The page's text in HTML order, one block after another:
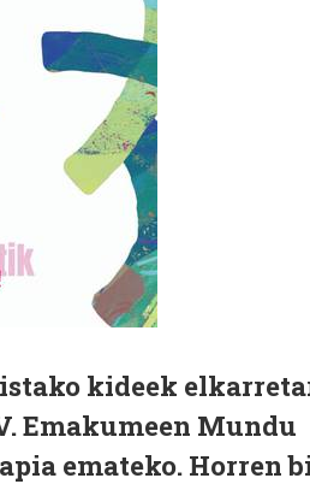
kideek
Emakumeen Mundu
emateko. Horren